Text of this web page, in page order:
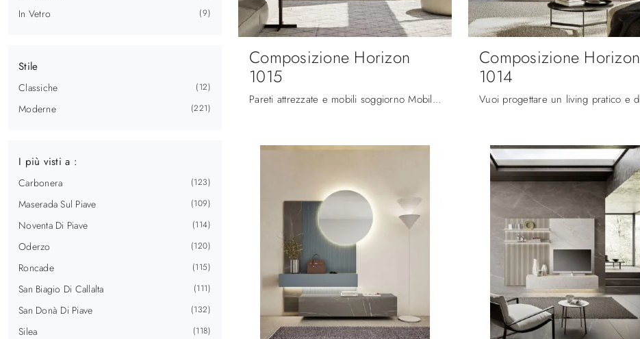
In Vetro 9
Stile
Classiche 12
Moderne 221
I più visti a :
Carbonera 123
Maserada Sul Piave 109
Noventa Di Piave 114
Oderzo 120
Roncade 115
San Biagio Di Callalta 111
San Donà Di Piave 132
Silea 118
Composizione Horizon
1015
Pareti attrezzate e mobili soggiorno Mobilgam: clicca e scopri il modello Composizione Horizon 1015 e potrai impreziosire stanze moderne di ogni ...
Composizione Horizon
1014